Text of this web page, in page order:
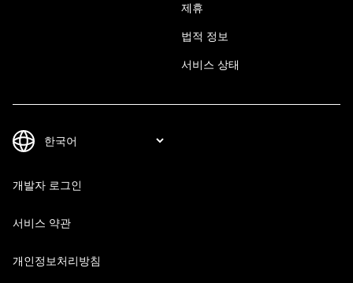
제휴
법적 정보
서비스 상태
개발자 로그인
서비스 약관
개인정보처리방침